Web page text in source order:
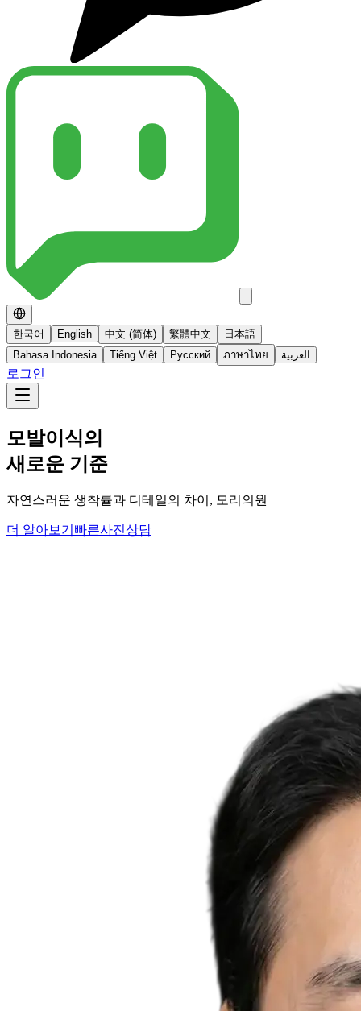
한국어 English 中文 (简体) 繁體中文
日本語
Bahasa Indonesia
Tiếng Việt Русский ภาษาไทย العربية
로그인
No 스테로이드
스테로이드를 사용하지 않는 면역영양치료
더 알아보기 빠른사진상담